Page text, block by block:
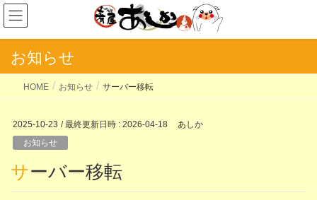
お知らせ
HOME お知らせ サーバー移転
2025-10-23 / 最終更新日時 : 2026-04-18
あしか
お知らせ
サーバー移転